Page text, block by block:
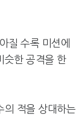
질 수록 미션에
슷한 공격을 한
의 적을 상대하는